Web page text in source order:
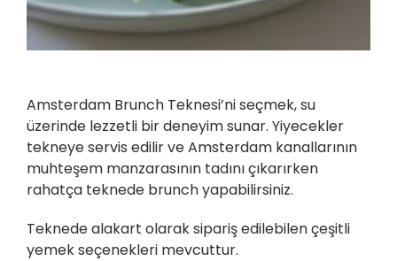
Amsterdam Brunch Teknesi’ni seçmek, su
üzerinde lezzetli bir deneyim sunar. Yiyecekler
tekneye servis edilir ve Amsterdam kanallarının
muhteşem manzarasının tadını çıkarırken
rahatça teknede brunch yapabilirsiniz.
Teknede alakart olarak sipariş edilebilen çeşitli
yemek seçenekleri mevcuttur.